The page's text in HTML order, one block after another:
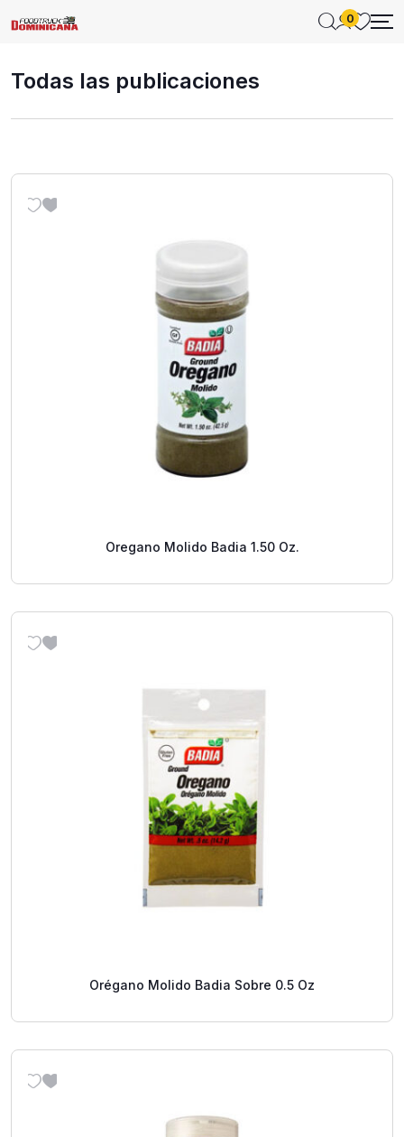
0
Todas las publicaciones
Oregano Molido Badia 1.50 Oz.
Orégano Molido Badia Sobre 0.5 Oz